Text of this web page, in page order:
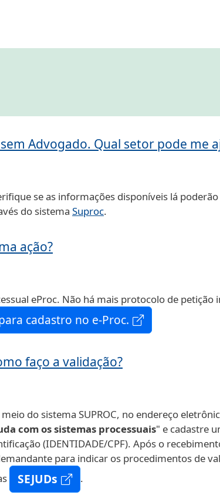
Advogado. Qual setor pode me
se as informações disponíveis lá
do sistema Suproc.
ação?
eProc. Não há mais protocolo de petição
cadastro no e-Proc.
faço a validação?
do sistema SUPROC, no endereço
com os sistemas processuais" e cadastre
(IDENTIDADE/CPF). Após o
para indicar os procedimentos de
SEJUDs .